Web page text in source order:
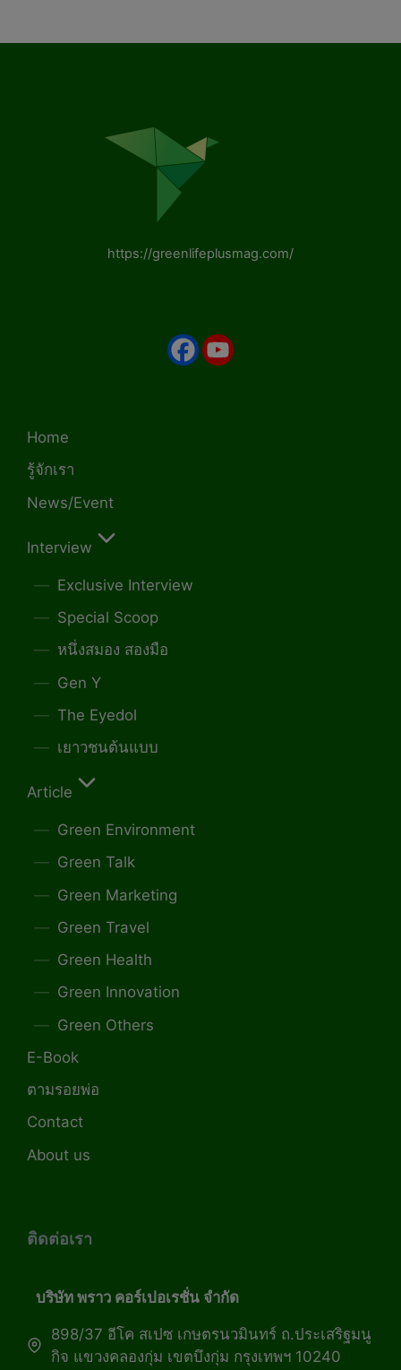
https://greenlifeplusmag.com/
Home
รู้จักเรา
News/Event
Interview
Exclusive Interview
Special Scoop
หนึ่งสมอง สองมือ
Gen Y
The Eyedol
เยาวชนต้นแบบ
Article
Green Environment
Green Talk
Green Marketing
Green Travel
Green Health
Green Innovation
Green Others
E-Book
ตามรอยพ่อ
Contact
About us
ติดต่อเรา
บริษัท พราว คอร์เปอเรชั่น จำกัด
898/37 อีโค สเปซ เกษตรนวมินทร์ ถ.ประเสริฐมนู
กิจ แขวงคลองกุ่ม เขตบึงกุ่ม กรุงเทพฯ 10240